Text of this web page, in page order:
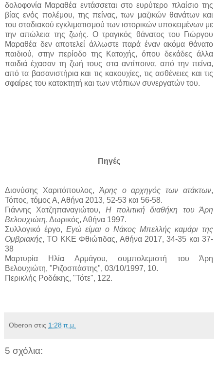
δολοφονία Μαραθέα εντάσσεται στο ευρύτερο πλαίσιο της
βίας ενός πολέμου, της πείνας, των μαζικών θανάτων και
του σταδιακού εγκλιματισμού των ιστορικών υποκειμένων με
την απώλεια της ζωής. Ο τραγικός θάνατος του Γιώργου
Μαραθέα δεν αποτελεί άλλωστε παρά έναν ακόμα θάνατο
παιδιού, στην περίοδο της Κατοχής, όπου δεκάδες άλλα
παιδιά έχασαν τη ζωή τους στα αντίποινα, από την πείνα,
από τα βασανιστήρια και τις κακουχίες, τις ασθένειες και τις
σφαίρες του κατακτητή και των ντόπιων συνεργατών του.
Πηγές
Διονύσης Χαριτόπουλος, Άρης ο αρχηγός των ατάκτων,
Τόπος, τόμος Α, Αθήνα 2013, 52-53 και 56-58.
Γιάννης Χατζηπαναγιώτου, Η πολιτική διαθήκη του Άρη
Βελουχιώτη, Δωρικός, Αθήνα 1997.
Συλλογικό έργο, Εγώ είμαι ο Νάκος Μπελλής καμάρι της
Ομβριακής, ΤΟ ΚΚΕ Φθιώτιδας, Αθήνα 2017, 34-35 και 37-
38
Μαρτυρία Ηλία Αρμάγου, συμπολεμιστή του Άρη
Βελουχιώτη, "Ριζοσπάστης", 03/10/1997, 10.
Περικλής Ροδάκης, "Τότε", 122.
Oberon στις 1:28 π.μ.
5 σχόλια: